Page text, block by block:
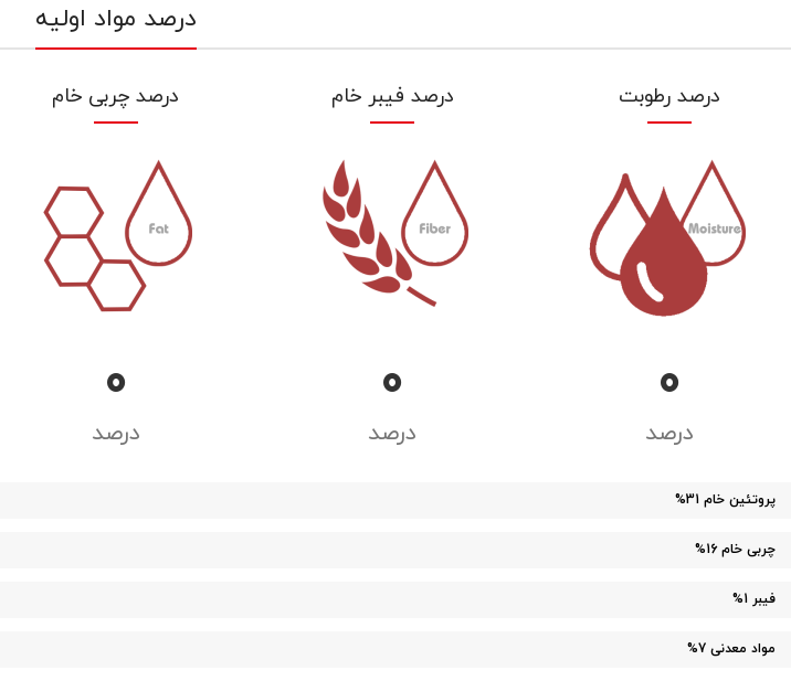
درصد مواد اولیه
درصد چربی خام
0
درصد
درصد فیبر خام
0
درصد
درصد رطوبت
0
درصد
پروتئین خام31%
چربی خام16%
فیبر1%
مواد معدنی7%